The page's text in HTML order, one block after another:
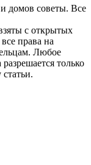
домов советы. Все
с открытых
права на
Любое
только